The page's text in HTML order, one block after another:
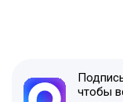
чтобы